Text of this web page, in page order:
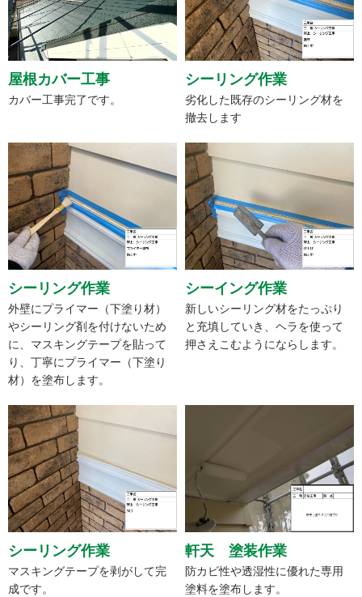
屋根カバー工事
カバー工事完了です。
シーリング作業
劣化した既存のシーリング材を
撤去します
シーリング作業
外壁にプライマー（下塗り材）
やシーリング剤を付けないため
に、マスキングテープを貼って
り、丁寧にプライマー（下塗り
材）を塗布します。
シーイング作業
新しいシーリング材をたっぷり
と充填していき、ヘラを使って
押さえこむようにならします。
シーリング作業
マスキングテープを剥がして完
成です。
軒天 塗装作業
防カビ性や透湿性に優れた専用
塗料を塗布します。